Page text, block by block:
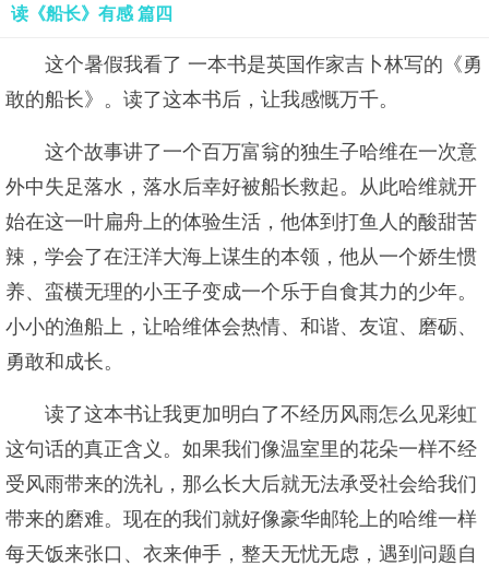
读《船长》有感 篇四
这个暑假我看了 一本书是英国作家吉卜林写的《勇
敢的船长》。读了这本书后，让我感慨万千。
这个故事讲了一个百万富翁的独生子哈维在一次意
外中失足落水，落水后幸好被船长救起。从此哈维就开
始在这一叶扁舟上的体验生活，他体到打鱼人的酸甜苦
辣，学会了在汪洋大海上谋生的本领，他从一个娇生惯
养、蛮横无理的小王子变成一个乐于自食其力的少年。
小小的渔船上，让哈维体会热情、和谐、友谊、磨砺、
勇敢和成长。
读了这本书让我更加明白了不经历风雨怎么见彩虹
这句话的真正含义。如果我们像温室里的花朵一样不经
受风雨带来的洗礼，那么长大后就无法承受社会给我们
带来的磨难。现在的我们就好像豪华邮轮上的哈维一样
每天饭来张口、衣来伸手，整天无忧无虑，遇到问题自